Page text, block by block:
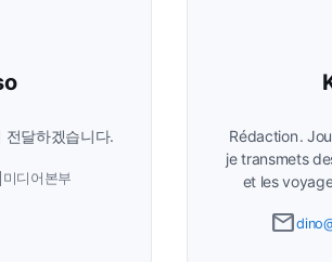
전달하겠습니다.
미디어본부
Rédaction
je transmets
et les
email